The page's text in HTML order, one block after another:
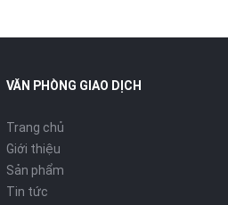
VĂN PHÒNG GIAO DỊCH
Trang chủ
Giới thiệu
Sản phẩm
Tin tức